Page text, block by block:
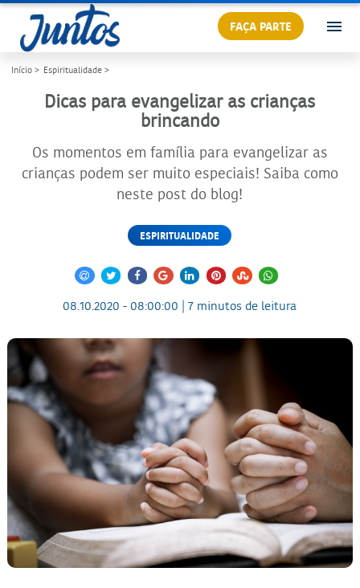
FAÇA PARTE
Início > Espiritualidade >
Dicas para evangelizar as crianças
brincando
Os momentos em família para evangelizar as
crianças podem ser muito especiais! Saiba como
neste post do blog!
ESPIRITUALIDADE
08.10.2020 - 08:00:00 | 7 minutos de leitura